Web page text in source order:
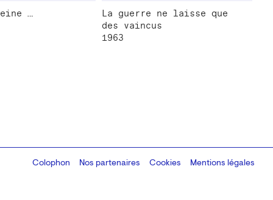
…
La guerre ne laisse que
des vaincus
1963
Colophon
Design:Marcel Kaczmarek, code:8080.studio
Nos partenaires Cookies Mentions légales